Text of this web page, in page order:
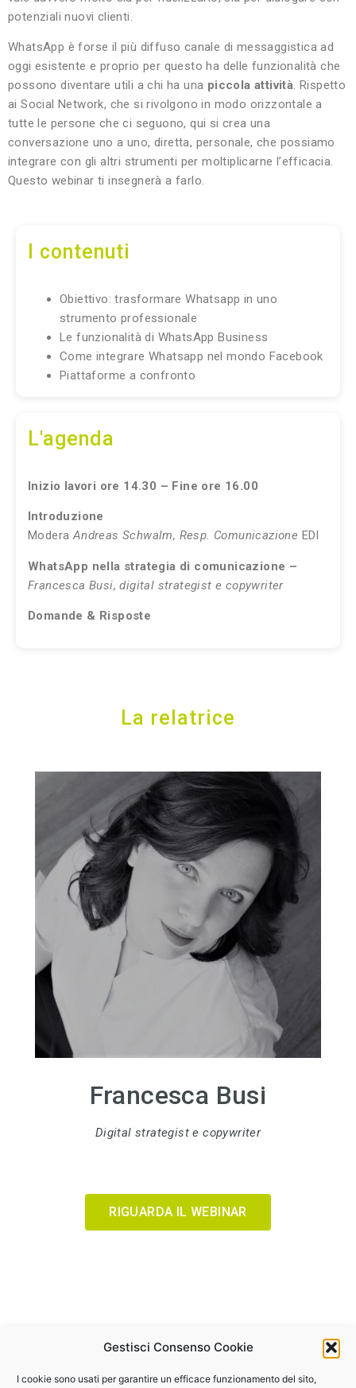
Gestisci Consenso Cookie
I cookie sono usati per garantire un efficace funzionamento del sito,
potenziali nuovi clienti.
WhatsApp è forse il più diffuso canale di messaggistica ad
oggi esistente e proprio per questo ha delle funzionalità che
possono diventare utili a chi ha una piccola attività. Rispetto
ai Social Network, che si rivolgono in modo orizzontale a
tutte le persone che ci seguono, qui si crea una
conversazione uno a uno, diretta, personale, che possiamo
integrare con gli altri strumenti per moltiplicarne l’efficacia.
Questo webinar ti insegnerà a farlo.
I contenuti
Obiettivo: trasformare Whatsapp in uno
strumento professionale
Le funzionalità di WhatsApp Business
Come integrare Whatsapp nel mondo Facebook
Piattaforme a confronto
L'agenda
Inizio lavori ore 14.30 – Fine ore 16.00
Introduzione
ModeraAndreas Schwalm, Resp. Comunicazione EDI
WhatsApp nella strategia di comunicazione –
Francesca Busi, digital strategist e copywriter
Domande & Risposte
La relatrice
Francesca Busi
Digital strategist e copywriter
RIGUARDA IL WEBINAR